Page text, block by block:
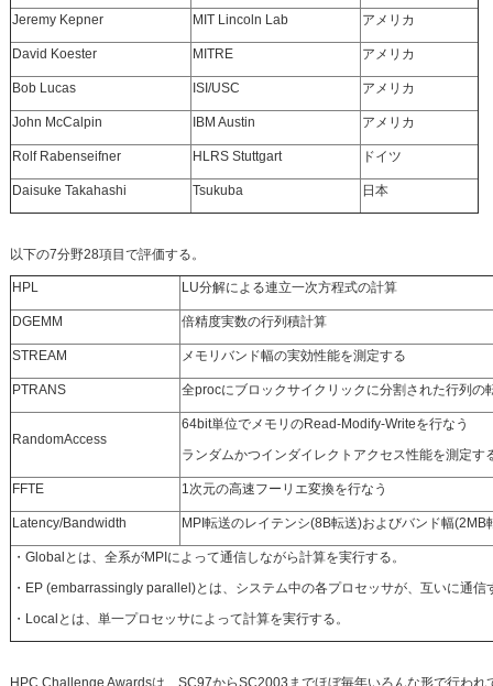
Jeremy Kepner MIT Lincoln Lab アメリカ
David Koester MITRE アメリカ
Bob Lucas ISI/USC アメリカ
John McCalpin IBM Austin アメリカ
Rolf Rabenseifner HLRS Stuttgart ドイツ
Daisuke Takahashi Tsukuba 日本
以下の7分野28項目で評価する。
HPL LU分解による連立一次方程式の計算
DGEMM 倍精度実数の行列積計算
STREAM メモリバンド幅の実効性能を測定する
PTRANS 全procにブロックサイクリックに分割された行列の
RandomAccess
64bit単位でメモリのRead-Modify-Writeを行なう
ランダムかつインダイレクトアクセス性能を測定す
FFTE 1次元の高速フーリエ変換を行なう
Latency/Bandwidth MPI転送のレイテンシ(8B転送)およびバンド幅(2MB
・Globalとは、全系がMPIによって通信しながら計算を実行する。
・EP (embarrassingly parallel)とは、システム中の各プロセッサが、互いに通信
・Localとは、単一プロセッサによって計算を実行する。
HPC Challenge Awardsは、SC97からSC2003までほぼ毎年いろんな形で行わ